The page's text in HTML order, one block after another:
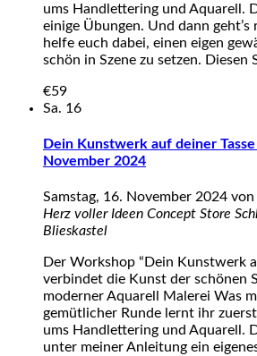
ums Handlettering und Aquarell.
einige Übungen. Und dann
helfe euch dabei, einen eigen
schön in Szene zu setzen. Diesen
€59
Sa. 16
Dein Kunstwerk auf deiner
November 2024
Samstag, 16. November 2024
Herz voller Ideen Concept Store
Blieskastel
Der Workshop “Dein Kunstwerk
verbindet die Kunst der schönen
moderner Aquarell Malerei Was
gemütlicher Runde lernt ihr
ums Handlettering und Aquarell.
unter meiner Anleitung ein